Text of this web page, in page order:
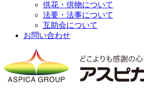
供花・供物について
法要・法事について
互助会について
お問い合わせ